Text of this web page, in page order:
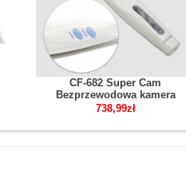
CF-682 Super Cam
Bezprzewodowa kamera
wewnątrzustna funkcja WiFi
738,99zł